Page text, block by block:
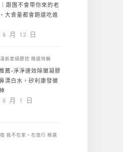
｜跟團不會帶你來的老
大食量都會飽還吃進
6 月 12 日
新家細節控 精選特輯
薦-淨淨速效除黴凝膠
漂白水，矽利康發黴
6 月 1 日
我不在家，在旅行 精選